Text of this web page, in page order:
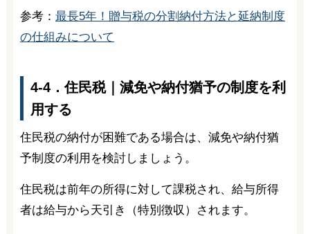
参考： 最長5年！贈与税の分割納付方法と延納制度
の仕組みについて
4-4．住民税｜減免や納付猶予の制度を利
用する
住民税の納付が困難である場合は、減免や納付猶
予制度の利用を検討しましょう。
住民税は前年の所得に対して課税され、給与所得
者は給与から天引き（特別徴収）されます。